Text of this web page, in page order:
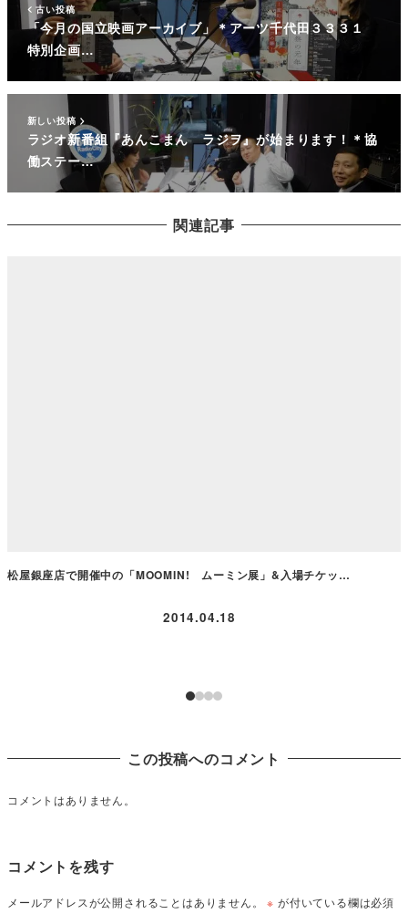
古い投稿
「今月の国立映画アーカイブ」＊アーツ千代田３３３１
特別企画…
新しい投稿
ラジオ新番組『あんこまん ラジヲ』が始まります！＊協
働ステー…
関連記事
松屋銀座店で開催中の「MOOMIN! ムーミン展」&入場チケッ…
2014.04.18
この投稿へのコメント
コメントはありません。
コメントを残す
メールアドレスが公開されることはありません。 ※ が付いている欄は必須